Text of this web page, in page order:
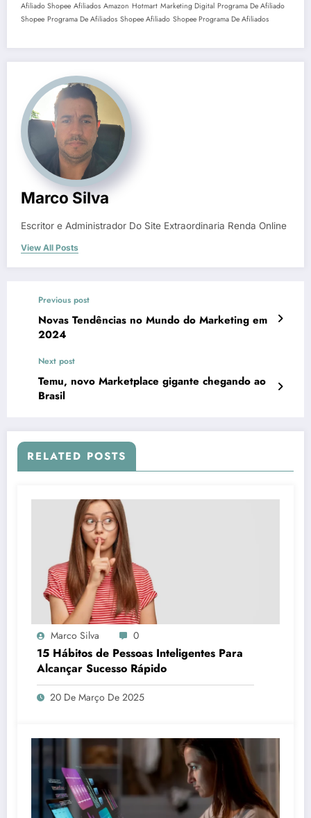
Afiliado Shopee Afiliados Amazon Hotmart Marketing Digital Programa De Afiliado
Shopee Programa De Afiliados Shopee Afiliado Shopee Programa De Afiliados
Marco Silva
Escritor e Administrador Do Site Extraordinaria Renda Online
View All Posts
Previous post
Novas Tendências no Mundo do Marketing em
2024
Next post
Temu, novo Marketplace gigante chegando ao
Brasil
RELATED POSTS
Marco Silva 0
15 Hábitos de Pessoas Inteligentes Para
Alcançar Sucesso Rápido
20 De Março De 2025